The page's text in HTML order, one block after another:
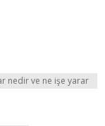
nedir ve ne işe yarar